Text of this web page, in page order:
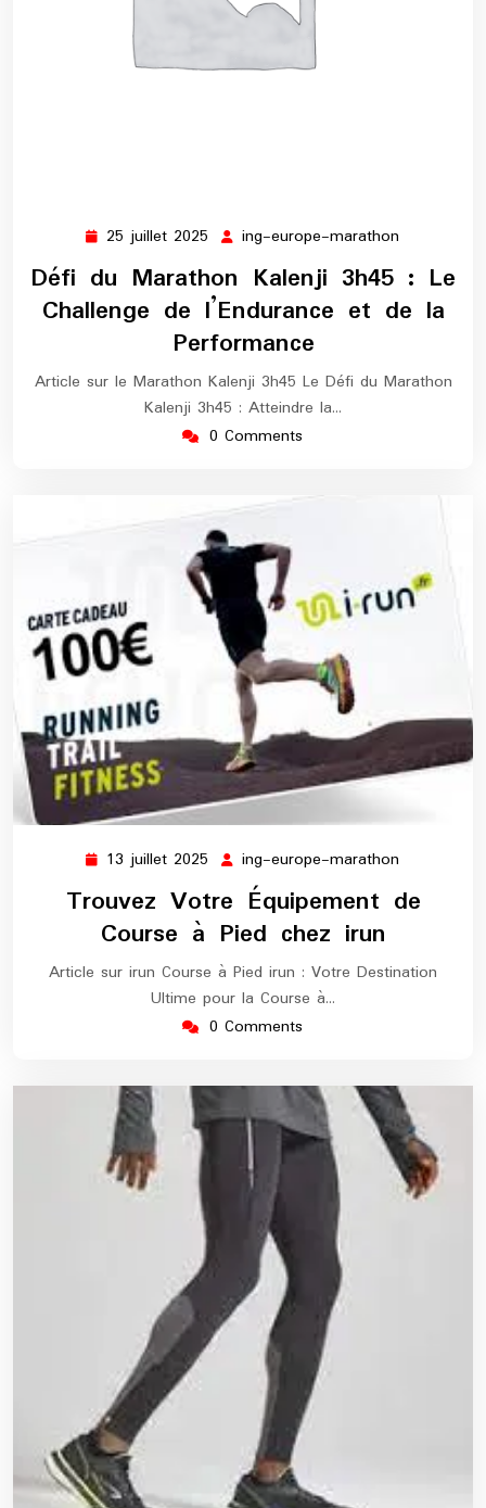
25 juillet 2025 25
2025
ing-europe-marathon
europe-
marathon
Défi du Marathon Kalenji 3h45 : Le
Challenge de l’Endurance et de la
Performance
Article sur le Marathon Kalenji 3h45 Le Défi du Marathon
Kalenji 3h45 : Atteindre la…
0 Comments
13 juillet 2025 13
2025
ing-europe-marathon
europe-
marathon
Trouvez Votre Équipement de
Course à Pied chez irun
Article sur irun Course à Pied irun : Votre Destination
Ultime pour la Course à…
0 Comments